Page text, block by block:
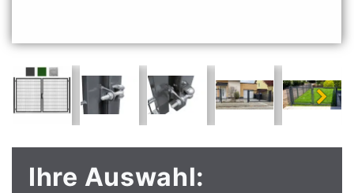
Ihre Auswahl: